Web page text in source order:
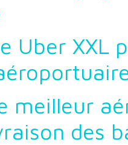
Uber XXL
meilleur
des